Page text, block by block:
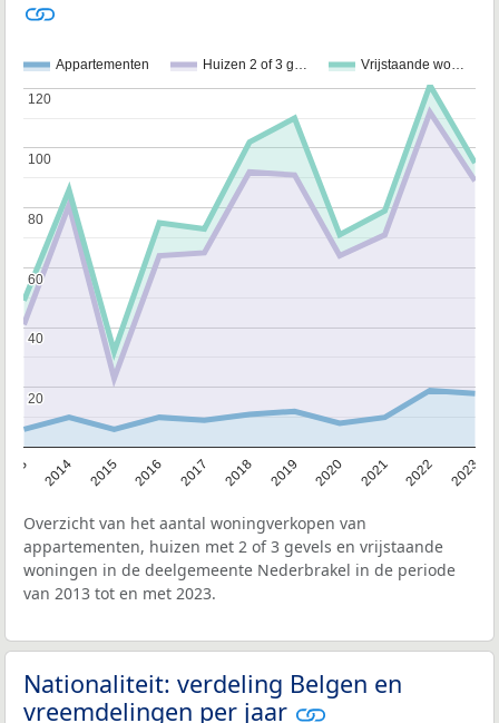
Appartementen Huizen 2 of 3 g… Vrijstaande wo…
2014 2015 2016 2017 2018 2019 2020 2021 2022 2023
20
20
40
40
60
60
80
80
100
100
120
120
Overzicht van het aantal woningverkopen van
appartementen, huizen met 2 of 3 gevels en vrijstaande
woningen in de deelgemeente Nederbrakel in de periode
van 2013 tot en met 2023.
Nationaliteit: verdeling Belgen en
vreemdelingen per jaar